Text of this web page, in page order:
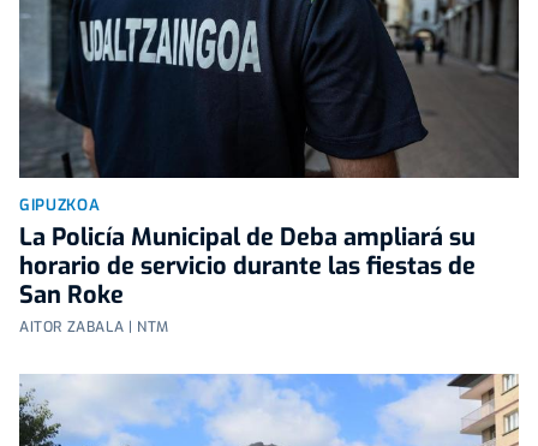
GIPUZKOA
La Policía Municipal de Deba ampliará su
horario de servicio durante las fiestas de
San Roke
AITOR ZABALA | NTM